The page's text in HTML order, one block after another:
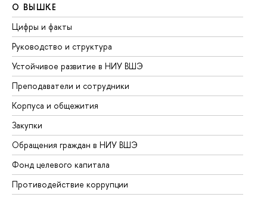
О ВЫШКЕ
Цифры и факты
Руководство и структура
Устойчивое развитие в НИУ ВШЭ
Преподаватели и сотрудники
Корпуса и общежития
Закупки
Обращения граждан в НИУ ВШЭ
Фонд целевого капитала
Противодействие коррупции